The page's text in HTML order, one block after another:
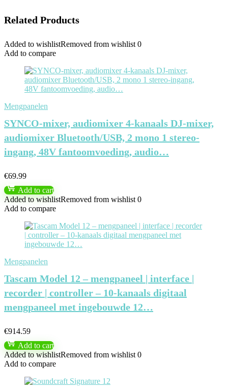
Related Products
Added to wishlistRemoved from wishlist 0
Add to compare
Mengpanelen
SYNCO-mixer, audiomixer 4-kanaals DJ-mixer,
audiomixer Bluetooth/USB, 2 mono 1 stereo-
ingang, 48V fantoomvoeding, audio…
€69.99
Add to cart
Added to wishlistRemoved from wishlist 0
Add to compare
Mengpanelen
Tascam Model 12 – mengpaneel | interface |
recorder | controller – 10-kanaals digitaal
mengpaneel met ingebouwde 12…
€914.59
Add to cart
Added to wishlistRemoved from wishlist 0
Add to compare